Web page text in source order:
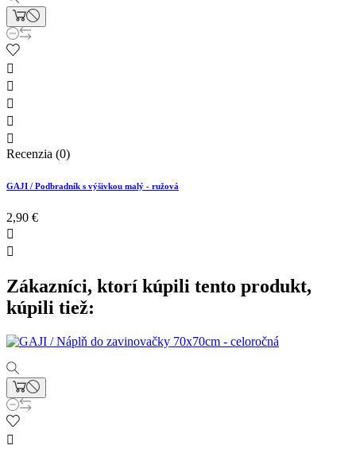





Recenzia (0)
GAJI / Podbradník s výšivkou malý - ružová
2,90 €


Zákazníci, ktorí kúpili tento produkt,
kúpili tiež:
